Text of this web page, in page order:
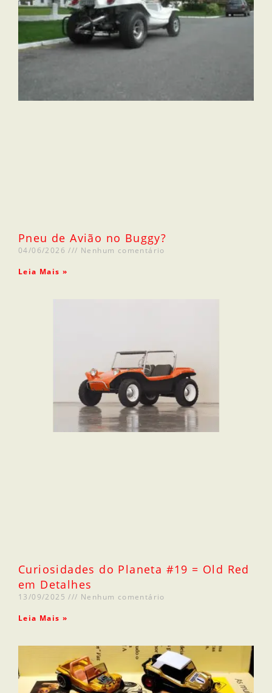
Pneu de Avião no Buggy?
04/06/2026 Nenhum comentário
Leia Mais »
Curiosidades do Planeta #19 = Old Red
em Detalhes
13/09/2025 Nenhum comentário
Leia Mais »